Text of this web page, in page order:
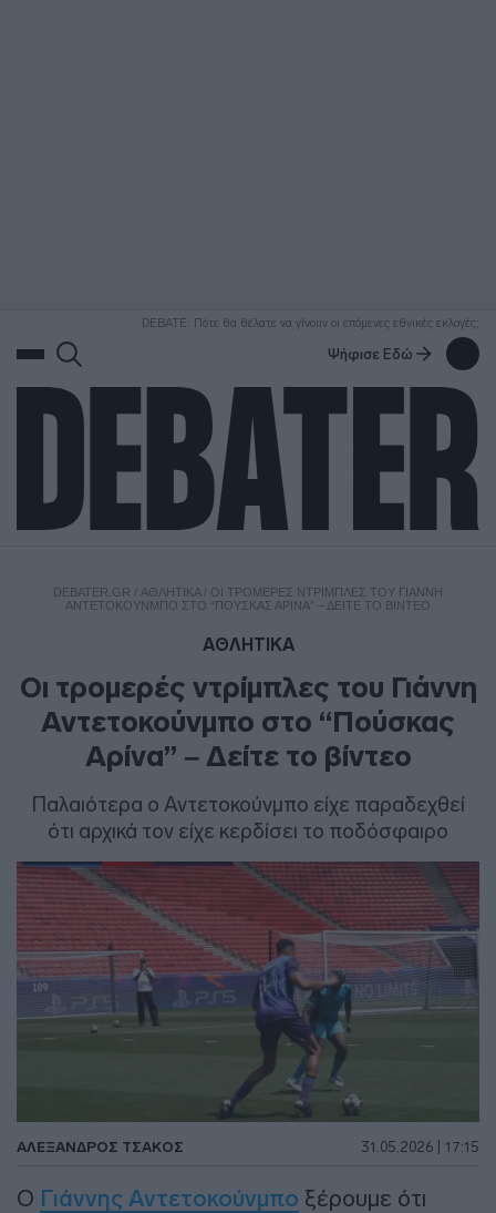
DEBATE: Πότε θα θέλατε να γίνουν οι επόμενες εθνικές εκλογές;
Ψήφισε Εδώ
DEBATER.GR / ΑΘΛΗΤΙΚΑ/ ΟΙ ΤΡΟΜΕΡΈΣ ΝΤΡΊΜΠΛΕΣ ΤΟΥ ΓΙΆΝΝΗ
ΑΝΤΕΤΟΚΟΎΝΜΠΟ ΣΤΟ “ΠΟΎΣΚΑΣ ΑΡΊΝΑ” – ΔΕΊΤΕ ΤΟ ΒΊΝΤΕΟ
ΑΘΛΗΤΙΚΑ
Οι τρομερές ντρίμπλες του Γιάννη
Αντετοκούνμπο στο “Πούσκας
Αρίνα” – Δείτε το βίντεο
Παλαιότερα ο Αντετοκούνμπο είχε παραδεχθεί
ότι αρχικά τον είχε κερδίσει το ποδόσφαιρο
ΑΛΈΞΑΝΔΡΟΣ ΤΣΆΚΟΣ 31.05.2026 | 17:15
Ο Γιάννης Αντετοκούνμπο ξέρουμε ότι